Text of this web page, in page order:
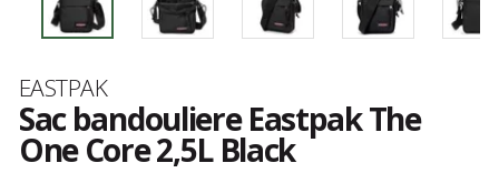
Marque
EASTPAK
Sac bandouliere Eastpak The
One Core 2,5L Black